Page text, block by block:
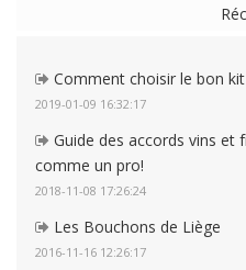
Comment choisir le bon
2019-01-09 16:32:17
Guide des accords vins et
comme un pro!
2018-11-08 17:26:24
Les Bouchons de Liège
2016-11-16 12:26:17